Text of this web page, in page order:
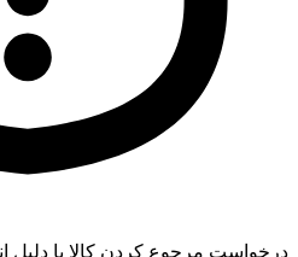
درخواست مرجوع کردن کالا با دلیل